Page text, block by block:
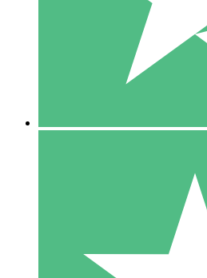
1000
10 Downloaden
20 00